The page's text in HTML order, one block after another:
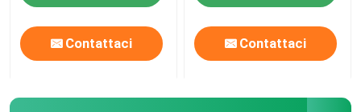
Contattaci Contattaci